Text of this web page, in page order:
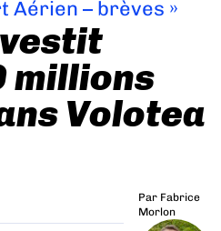
Aérien – brèves »
millions
Volotea
Par Fabrice
Morlon